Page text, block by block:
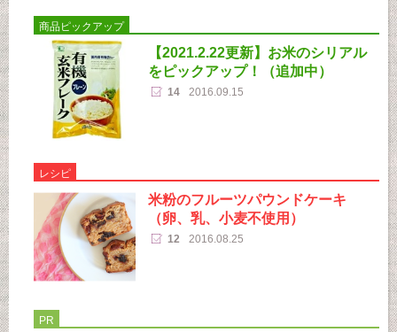
商品ピックアップ
【2021.2.22更新】お米のシリアル
をピックアップ！（追加中）
14 2016.09.15
レシピ
米粉のフルーツパウンドケーキ
（卵、乳、小麦不使用）
12 2016.08.25
PR